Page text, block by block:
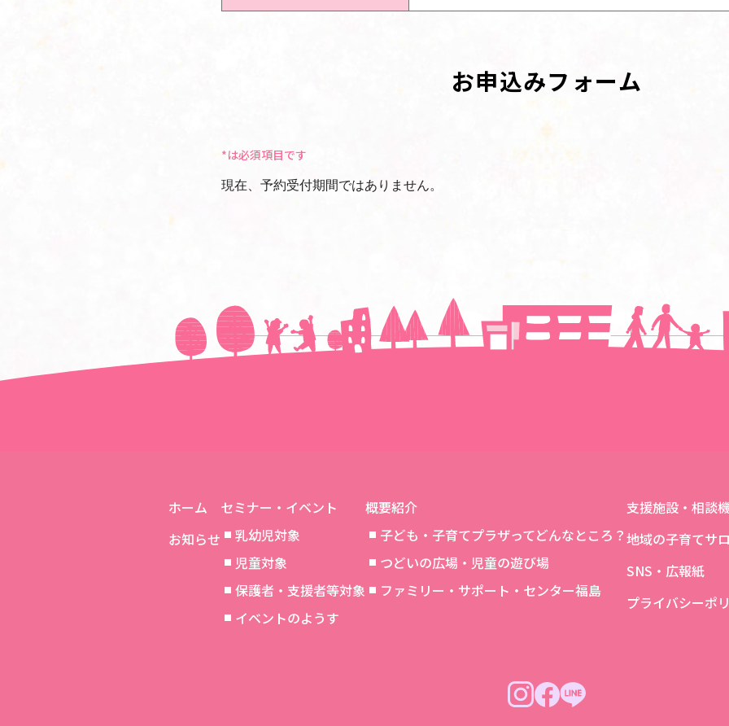
お申込みフォーム
*は必須項目です
現在、予約受付期間ではありません。
＜＜前の記事へ
ホーム
お知らせ
セミナー・イベント
乳幼児対象
児童対象
保護者・支援者等対象
イベントのようす
概要紹介
子ども・子育てプラザってどんなところ？
つどいの広場・児童の遊び場
ファミリー・サポート・センター福島
支援施設・相談
地域の子育てサ
SNS・広報紙
プライバシーポ